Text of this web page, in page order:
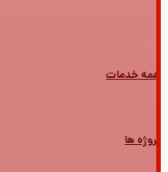
همه خدمات
پروژه ها